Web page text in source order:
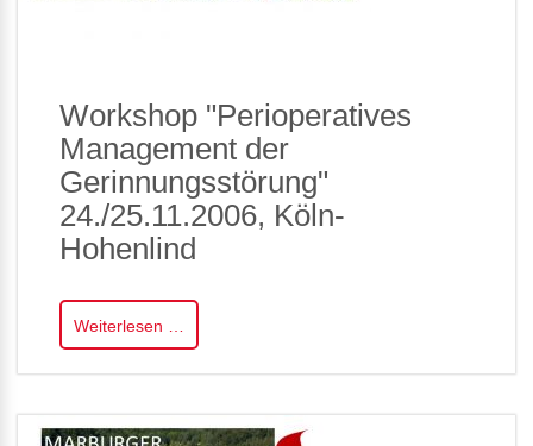
Workshop "Perioperatives
Management der
Gerinnungsstörung"
24./25.11.2006, Köln-
Hohenlind
Weiterlesen …